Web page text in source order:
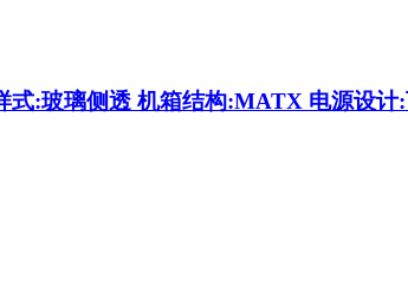
:玻璃侧透 机箱结构:MATX 电源设